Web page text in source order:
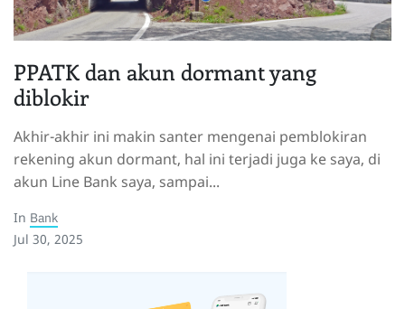
PPATK dan akun dormant yang
diblokir
Akhir-akhir ini makin santer mengenai pemblokiran
rekening akun dormant, hal ini terjadi juga ke saya, di
akun Line Bank saya, sampai...
In Bank
Jul 30, 2025